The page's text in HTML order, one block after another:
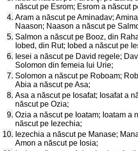
născut pe Esrom; Esrom a născut
4. Aram a născut pe Aminadav;
Naason; Naason a născut pe
5. Salmon a născut pe Booz, din
Iobed, din Rut; Iobed a născut pe
6. Iesei a născut pe David regele;
Solomon din femeia lui Urie;
7. Solomon a născut pe Roboam;
Abia a născut pe Asa;
8. Asa a născut pe Iosafat; Iosafat a
născut pe Ozia;
9. Ozia a născut pe Ioatam; Ioatam a
născut pe Iezechia;
10. Iezechia a născut pe Manase;
Amon a născut pe Iosia;